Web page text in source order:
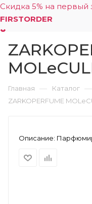
Скидка 5% на первый
FIRSTORDER
Главная — Каталог —
ZARKOPERFUME
Описание: